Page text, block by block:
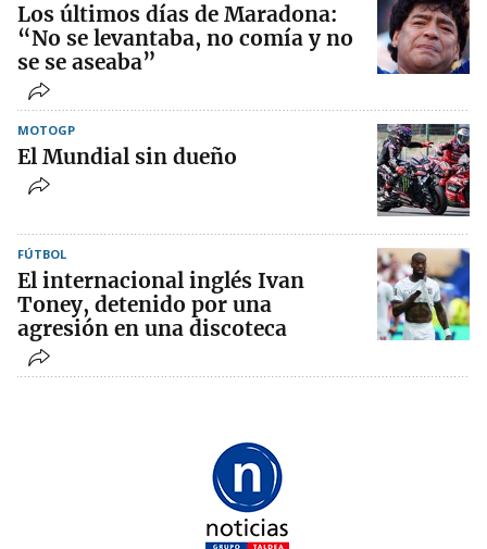
Los últimos días de Maradona:
“No se levantaba, no comía y no
se se aseaba”
MOTOGP
El Mundial sin dueño
FÚTBOL
El internacional inglés Ivan
Toney, detenido por una
agresión en una discoteca